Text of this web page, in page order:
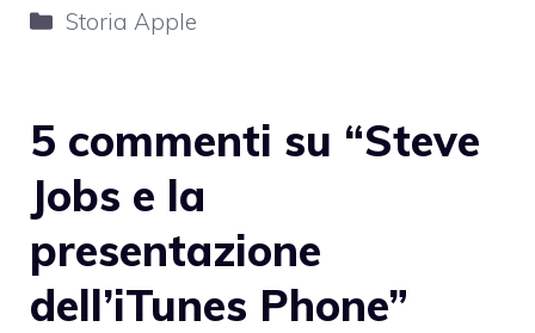
Categorie
Storia Apple
5 commenti su “Steve
Jobs e la
presentazione
dell’iTunes Phone”